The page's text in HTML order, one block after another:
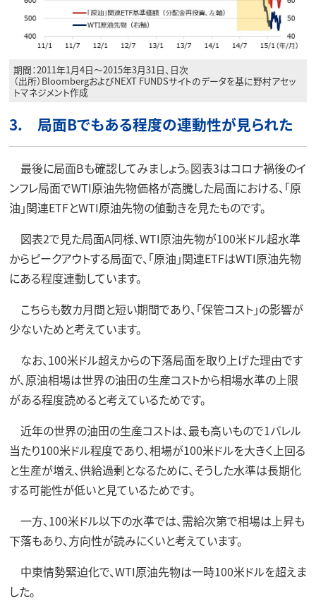
期間：2011年1月4日～2015年3月31日、日次
（出所）BloombergおよびNEXT FUNDSサイトのデータを基に野村アセッ
トマネジメント作成
3. 局面Bでもある程度の連動性が見られた
最後に局面Bも確認してみましょう。図表3はコロナ禍後のイ
ンフレ局面でWTI原油先物価格が高騰した局面における、「原
油」関連ETFとWTI原油先物の値動きを見たものです。
図表2で見た局面A同様、WTI原油先物が100米ドル超水準
からピークアウトする局面で、「原油」関連ETFはWTI原油先物
にある程度連動しています。
こちらも数カ月間と短い期間であり、「保管コスト」の影響が
少ないためと考えています。
なお、100米ドル超えからの下落局面を取り上げた理由です
が、原油相場は世界の油田の生産コストから相場水準の上限
がある程度読めると考えているためです。
近年の世界の油田の生産コストは、最も高いもので1バレル
当たり100米ドル程度であり、相場が100米ドルを大きく上回る
と生産が増え、供給過剰となるために、そうした水準は長期化
する可能性が低いと見ているためです。
一方、100米ドル以下の水準では、需給次第で相場は上昇も
下落もあり、方向性が読みにくいと考えています。
中東情勢緊迫化で、WTI原油先物は一時100米ドルを超えま
した。